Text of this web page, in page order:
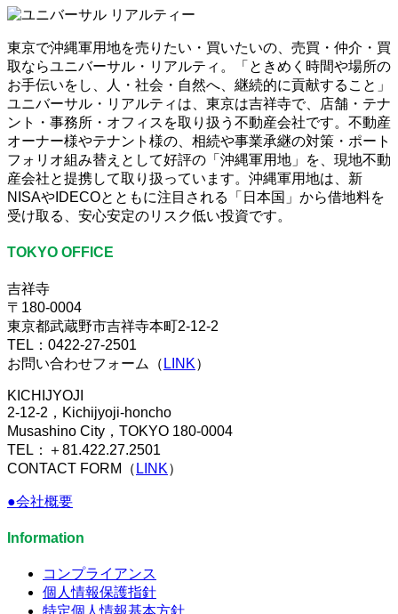
東京で沖縄軍用地を売りたい・買いたいの、売買・仲介・買
取ならユニバーサル・リアルティ。「ときめく時間や場所の
お手伝いをし、人・社会・自然へ、継続的に貢献すること」
ユニバーサル・リアルティは、東京は吉祥寺で、店舗・テナ
ント・事務所・オフィスを取り扱う不動産会社です。不動産
オーナー様やテナント様の、相続や事業承継の対策・ポート
フォリオ組み替えとして好評の「沖縄軍用地」を、現地不動
産会社と提携して取り扱っています。沖縄軍用地は、新
NISAやIDECOとともに注目される「日本国」から借地料を
受け取る、安心安定のリスク低い投資です。
TOKYO OFFICE
吉祥寺
〒180-0004
東京都武蔵野市吉祥寺本町2-12-2
TEL：0422-27-2501
お問い合わせフォーム（ LINK）
KICHIJYOJI
2-12-2，Kichijyoji-honcho
Musashino City，TOKYO 180-0004
TEL：＋81.422.27.2501
CONTACT FORM（ LINK）
●会社概要
Information
コンプライアンス
個人情報保護指針
特定個人情報基本方針